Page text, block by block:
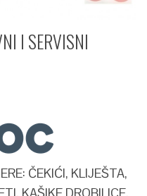
I SERVISNI
ČEKIĆI, KLIJEŠTA,